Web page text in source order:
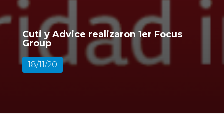
Cuti y Advice realizaron 1er Focus
Group
18/11/20